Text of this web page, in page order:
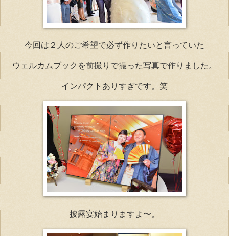
今回は２人のご希望で必ず作りたいと言っていた
ウェルカムブックを前撮りで撮った写真で作りました。
インパクトありすぎです。笑
披露宴始まりますよ〜。